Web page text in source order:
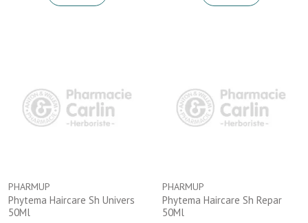
PHARMUP
Phytema Haircare Sh Univers
50Ml
PHARMUP
Phytema Haircare Sh Repar
50Ml